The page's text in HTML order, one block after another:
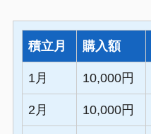
積立月 購入額
1月 10,000円
2月 10,000円